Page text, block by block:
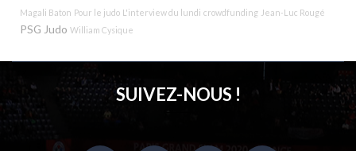
Magali Baton Pour le judo L'interview du lundi crowdfunding Jean-Luc Rougé
PSG Judo William Cysique
SUIVEZ-NOUS !